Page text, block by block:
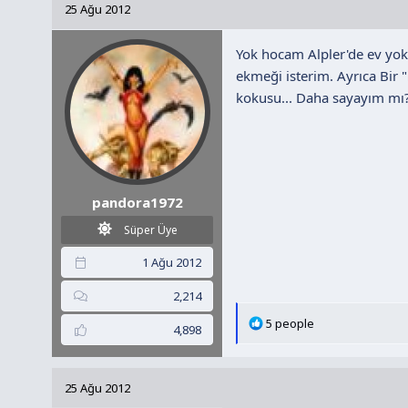
l
e
r
25 Ağu 2012
pandora1972
Süper Üye
1 Ağu 2012
2,214
4,898
Yok hocam Alpler'de ev
ekmeği isterim. Ayrıca Bir
kokusu... Daha sayayım
T
5 people
25 Ağu 2012